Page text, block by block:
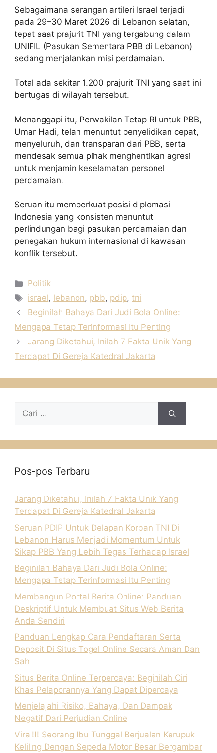
Sebagaimana serangan artileri Israel terjadi
pada 29–30 Maret 2026 di Lebanon selatan,
tepat saat prajurit TNI yang tergabung dalam
UNIFIL (Pasukan Sementara PBB di Lebanon)
sedang menjalankan misi perdamaian.
Total ada sekitar 1.200 prajurit TNI yang saat ini
bertugas di wilayah tersebut.
Menanggapi itu, Perwakilan Tetap RI untuk PBB,
Umar Hadi, telah menuntut penyelidikan cepat,
menyeluruh, dan transparan dari PBB, serta
mendesak semua pihak menghentikan agresi
untuk menjamin keselamatan personel
perdamaian.
Seruan itu memperkuat posisi diplomasi
Indonesia yang konsisten menuntut
perlindungan bagi pasukan perdamaian dan
penegakan hukum internasional di kawasan
konflik tersebut.
Kategori
Politik
Tag
israel, lebanon, pbb, pdip,tni
Beginilah Bahaya Dari Judi Bola Online:
Mengapa Tetap Terinformasi Itu Penting
Jarang Diketahui, Inilah 7 Fakta Unik Yang
Terdapat Di Gereja Katedral Jakarta
Cari
Pos-pos Terbaru
Jarang Diketahui, Inilah 7 Fakta Unik Yang
Terdapat Di Gereja Katedral Jakarta
Seruan PDIP Untuk Delapan Korban TNI Di
Lebanon Harus Menjadi Momentum Untuk
Sikap PBB Yang Lebih Tegas Terhadap Israel
Beginilah Bahaya Dari Judi Bola Online:
Mengapa Tetap Terinformasi Itu Penting
Membangun Portal Berita Online: Panduan
Deskriptif Untuk Membuat Situs Web Berita
Anda Sendiri
Panduan Lengkap Cara Pendaftaran Serta
Deposit Di Situs Togel Online Secara Aman Dan
Sah
Situs Berita Online Terpercaya: Beginilah Ciri
Khas Pelaporannya Yang Dapat Dipercaya
Menjelajahi Risiko, Bahaya, Dan Dampak
Negatif Dari Perjudian Online
Viral!!! Seorang Ibu Tunggal Berjualan Kerupuk
Keliling Dengan Sepeda Motor Besar Bergambar